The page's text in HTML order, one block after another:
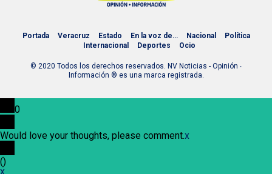
Portada Veracruz Estado En la voz de… Nacional
Política
Internacional
Deportes Ocio
© 2020 Todos los derechos reservados. NV Noticias - Opinión ∙
Información ® es una marca registrada.
0
Would love your thoughts, please comment.x
()
x